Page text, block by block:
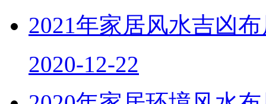
2021年家居风水吉凶
2020-12-22